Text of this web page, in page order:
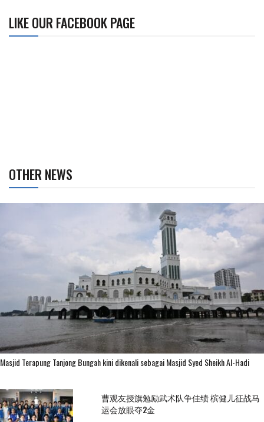
LIKE OUR FACEBOOK PAGE
OTHER NEWS
Masjid Terapung Tanjong Bungah kini dikenali sebagai Masjid Syed Sheikh Al-Hadi
曹观友授旗勉励武术队争佳绩 槟健儿征战马
运会放眼夺2金